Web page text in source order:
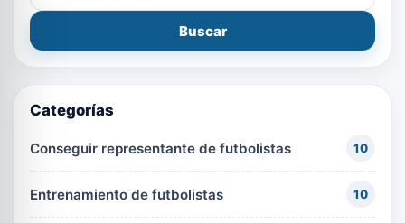
Buscar
Categorías
Conseguir representante de futbolistas 10
Entrenamiento de futbolistas 10